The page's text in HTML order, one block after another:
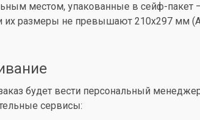
местом, упакованные в сейф-пакет
размеры не превышают 210x297 мм
будет вести персональный
сервисы: